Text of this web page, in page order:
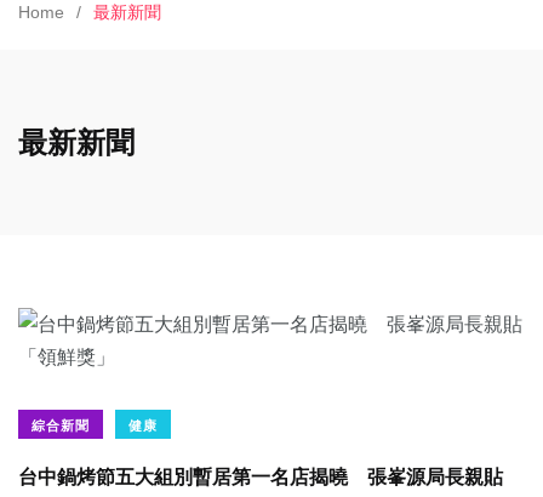
Home 最新新聞
最新新聞
綜合新聞 健康
台中鍋烤節五大組別暫居第一名店揭曉 張峯源局長親貼